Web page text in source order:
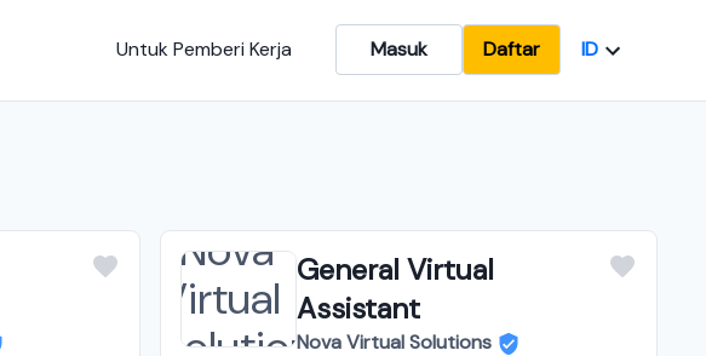
Untuk Pemberi Kerja Masuk Daftar ID
General Virtual
Assistant
Nova Virtual Solutions